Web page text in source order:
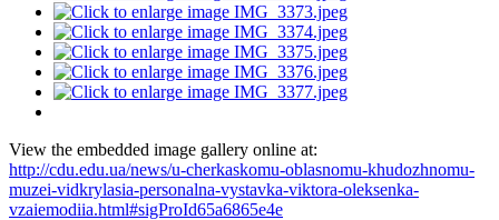
View the embedded image gallery online at:
http://cdu.edu.ua/news/u-cherkaskomu-oblasnomu-khudozhnomu-
muzei-vidkrylasia-personalna-vystavka-viktora-oleksenka-
vzaiemodiia.html#sigProId65a6865e4e